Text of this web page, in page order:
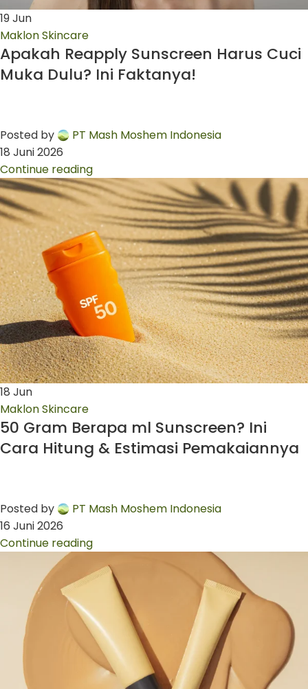
19Jun
Maklon Skincare
Apakah Reapply Sunscreen Harus Cuci
Muka Dulu? Ini Faktanya!
Posted by
PT Mash Moshem Indonesia
18 Juni 2026
Continue reading
18 Jun
Maklon Skincare
50 Gram Berapa ml Sunscreen? Ini
Cara Hitung & Estimasi Pemakaiannya
Posted by
PT Mash Moshem Indonesia
16 Juni 2026
Continue reading